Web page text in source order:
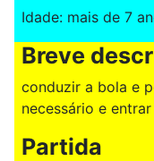
Idade: mais de 7
Breve
conduzir a bola e
necessário e
Partida